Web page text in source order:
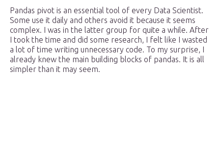
Pandas pivot is an essential tool of every Data Scientist.
Some use it daily and others avoid it because it seems
complex. I was in the latter group for quite a while. After
I took the time and did some research, I felt like I wasted
a lot of time writing unnecessary code. To my surprise, I
already knew the main building blocks of pandas. It is all
simpler than it may seem.